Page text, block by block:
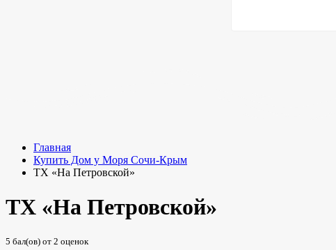
Главная
Купить Дом у Моря Сочи-Крым
ТХ «На Петровской»
ТХ «На Петровской»
5 бал(ов) от 2 оценок